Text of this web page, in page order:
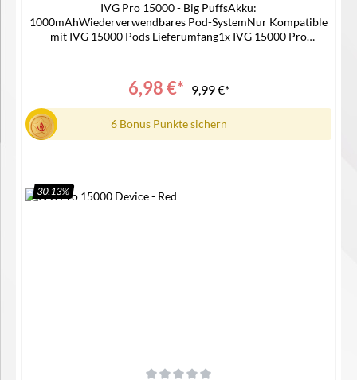
IVG Pro 15000 - Big PuffsAkku:
1000mAhWiederverwendbares Pod-SystemNur Kompatible
mit IVG 15000 Pods Lieferumfang1x IVG 15000 Pro
6,98 €* 9,99 €*
6 Bonus Punkte sichern
30.13%